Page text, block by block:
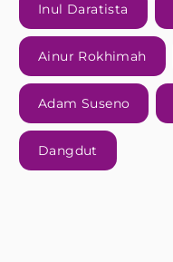
Inul Daratista
Ainur Rokhimah
Adam Suseno
Dangdut